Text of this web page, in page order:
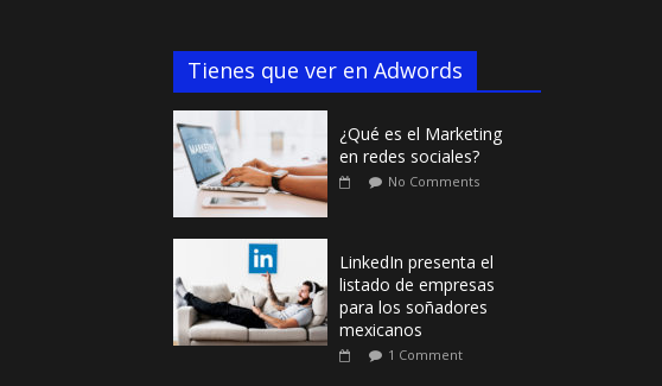
Tienes que ver en Adwords
¿Qué es el Marketing
en redes sociales?
No Comments
LinkedIn presenta el
listado de empresas
para los soñadores
mexicanos
1 Comment